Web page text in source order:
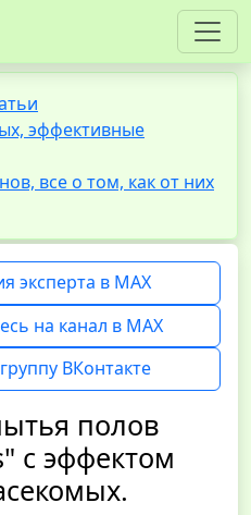
эффективные
все о том, как от них
эксперта в MAX
на канал в MAX
ВКонтакте
полов
с эффектом